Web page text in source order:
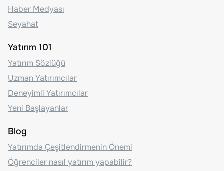
Haber Medyası
Seyahat
Yatırım 101
Yatırım Sözlüğü
Uzman Yatırımcılar
Deneyimli Yatırımcılar
Yeni Başlayanlar
Blog
Yatırımda Çeşitlendirmenin Önemi
Öğrenciler nasıl yatırım yapabilir?